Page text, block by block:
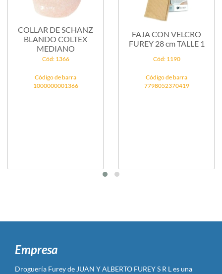
COLLAR DE SCHANZ
BLANDO COLTEX
MEDIANO
Cód: 1366
Código de barra
1000000001366
FAJA CON VELCRO
FUREY 28 cm TALLE 1
Cód: 1190
Código de barra
7798052370419
Empresa
Droguería Furey de JUAN Y ALBERTO FUREY S R L es una